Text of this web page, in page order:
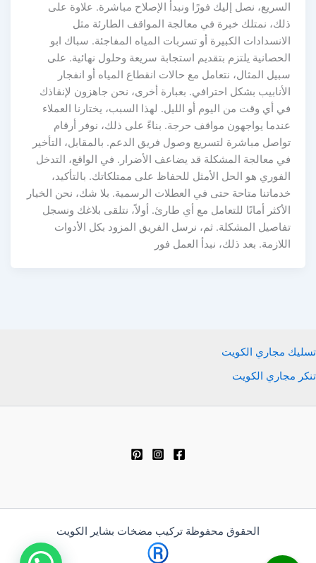
السريع، نصل إليك فورًا ونبدأ الإصلاح مباشرة. علاوة على
ذلك، نمتلك خبرة في معالجة المواقف الطارئة مثل
الانسدادات الكبيرة أو تسربات المياه المفاجئة. سباك ابو
الحصانية يلتزم بتقديم استجابة سريعة وحلول نهائية. على
سبيل المثال، نتعامل مع حالات انقطاع المياه أو انفجار
الأنابيب بشكل احترافي. بعبارة أخرى، نحن جاهزون لإنقاذك
في أي وقت من اليوم أو الليل. لهذا السبب، يختارنا العملاء
عندما يواجهون مواقف حرجة. بناءً على ذلك، نوفر أرقام
تواصل مباشرة لتسريع وصول فريق الدعم. بالمقابل، التأخير
في معالجة المشكلة قد يضاعف الأضرار. في الواقع، التدخل
الفوري هو الحل الأمثل للحفاظ على ممتلكاتك. بالتأكيد،
خدماتنا متاحة حتى في العطلات الرسمية. بلا شك، نحن الخيار
الأكثر أمانًا للتعامل مع أي طارئ. أولاً، نتلقى بلاغك ونسجل
تفاصيل المشكلة. ثم، نرسل الفريق المزود بكل الأدوات
اللازمة. بعد ذلك، نبدأ العمل فور
تسليك مجاري الكويت
تنكر مجاري الكويت
الحقوق محفوظة تركيب مضخات بشاير الكويت